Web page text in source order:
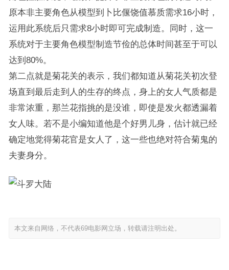
原本非主要角色从模型到卜比偃饶值慕质需求16小时，
运用此系统后只需求8小时即可完成制造。同时，这一
系统对于主要角色模型制造节俭的总体时间甚至于可以
达到80%。
第二点就是菊花关的表示，我们都知道从菊花关初次登
场直到最后走到人的生存的终点，身上的女人气质都是
非常浓重，那兰花指挑的是没谁，即使是发火都透漏着
女人味。若不是小编知道他是个好男儿身，估计就已经
确定地觉得菊花官是女人了，这一些也绝对符合菊鬼的
夫妻身分。
本文来自网络，不代表69电影网立场，转载请注明出处。